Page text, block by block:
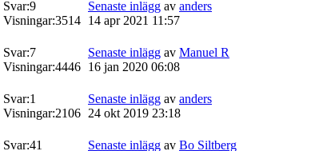
Svar:9
Visningar:3514
Senaste inlägg av anders
14 apr 2021 11:57
Svar:7
Visningar:4446
Senaste inlägg av Manuel R
16 jan 2020 06:08
Svar:1
Visningar:2106
Senaste inlägg av anders
24 okt 2019 23:18
Svar:41
Senaste inlägg av Bo Siltberg